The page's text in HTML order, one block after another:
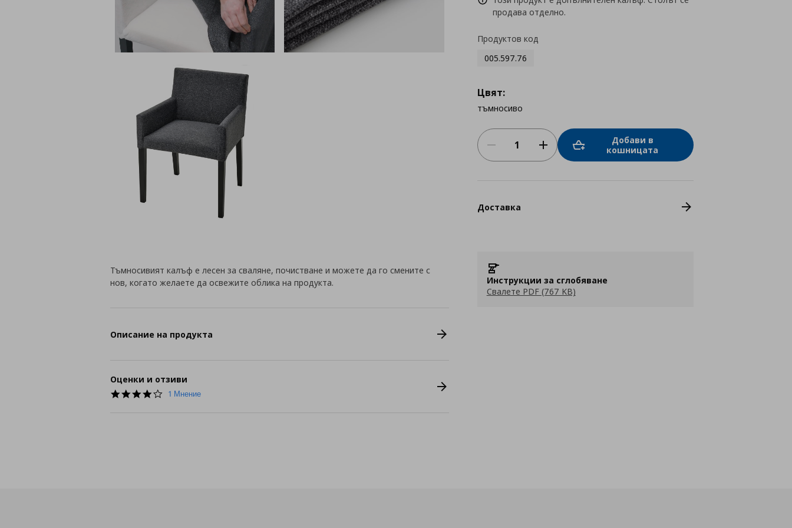
продава отделно.
Продуктов код
005.597.76
Цвят:
тъмносиво
Добави в
кошницата
Доставка
Инструкции за сглобяване
Свалете PDF (767 KB)
Тъмносивият калъф е лесен за сваляне, почистване и можете да го смените с
нов, когато желаете да освежите облика на продукта.
Описание на продукта
Оценки и отзиви
4.0
1 Мнение